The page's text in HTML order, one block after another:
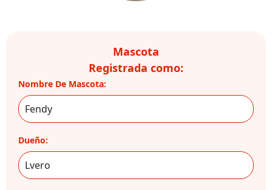
Mascota
Registrada como:
Nombre De Mascota:
Dueño: